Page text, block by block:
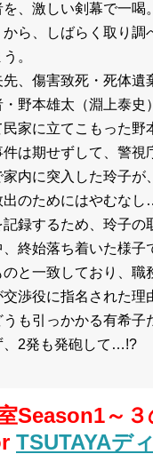
を、激しい剣幕で一喝
から、しばらく取り調
。
先、傷害致死・死体遺
・野本雄太（淵上泰
民家に立てこもった野
件は期せずして、警
家内に突入した玲子が
出のためにはやむな
記録するため、玲子の
、終始落ち着いた様子
のと一致しており、職
交渉役に指名された理
うも引っかかる有希子
、2発も発砲して…!?
Season1～
TSUTAYAデ